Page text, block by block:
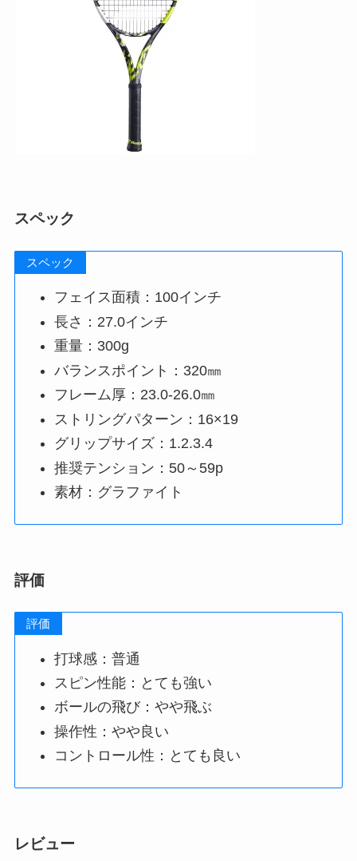
スペック
スペック
フェイス面積：100インチ
長さ：27.0インチ
重量：300g
バランスポイント：320㎜
フレーム厚：23.0-26.0㎜
ストリングパターン：16×19
グリップサイズ：1.2.3.4
推奨テンション：50～59p
素材：グラファイト
評価
評価
打球感：普通
スピン性能：とても強い
ボールの飛び：やや飛ぶ
操作性：やや良い
コントロール性：とても良い
レビュー